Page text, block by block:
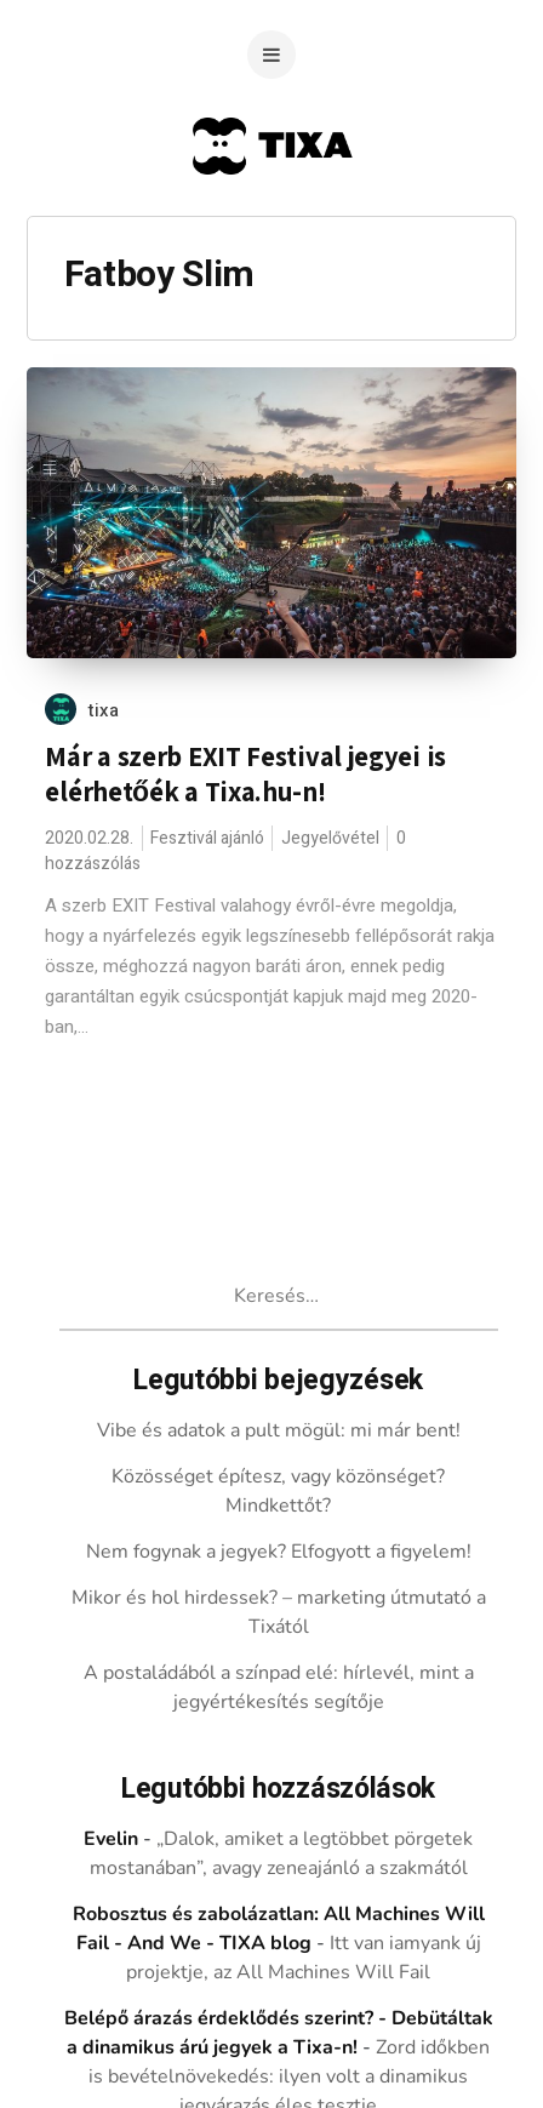
Fatboy Slim
tixa
Már a szerb EXIT Festival jegyei is
elérhetőék a Tixa.hu-n!
2020.02.28. Fesztivál ajánló Jegyelővétel
0
hozzászólás
A szerb EXIT Festival valahogy évről-évre megoldja,
hogy a nyárfelezés egyik legszínesebb fellépősorát rakja
össze, méghozzá nagyon baráti áron, ennek pedig
garantáltan egyik csúcspontját kapjuk majd meg 2020-
ban,...
Legutóbbi bejegyzések
Vibe és adatok a pult mögül: mi már bent!
Közösséget építesz, vagy közönséget?
Mindkettőt?
Nem fogynak a jegyek? Elfogyott a figyelem!
Mikor és hol hirdessek? – marketing útmutató a
Tixától
A postaládából a színpad elé: hírlevél, mint a
jegyértékesítés segítője
Legutóbbi hozzászólások
Evelin - „Dalok, amiket a legtöbbet pörgetek
mostanában”, avagy zeneajánló a szakmától
Robosztus és zabolázatlan: All Machines Will
Fail - And We - TIXA blog - Itt van iamyank új
projektje, az All Machines Will Fail
Belépő árazás érdeklődés szerint? - Debütáltak
a dinamikus árú jegyek a Tixa-n! -Zord időkben
is bevételnövekedés: ilyen volt a dinamikus